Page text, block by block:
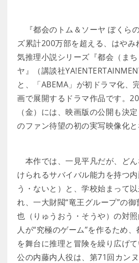
『都会のトム＆ソーヤ ぼくら
ズ累計200万部を超える、はやみ
気推理小説シリーズ『都会（ま
ヤ』（講談社
と、「ABEMA」が初ドラマ化、
画で展開するドラマ作品です。
（金）には、映画版の公開も決
のファン待望の初の実写映像化と
本作では、一見平凡だが、ど
けられるサバイバル能力を持つ
う・ないと）と、学校始まって
れ、一大財閥“竜王グループ”の
也（りゅうおう・そうや）の対
人が“究極のゲーム”を作るため
を舞台に推理と冒険を繰り広げ
公の内藤内人役は、第71回カン